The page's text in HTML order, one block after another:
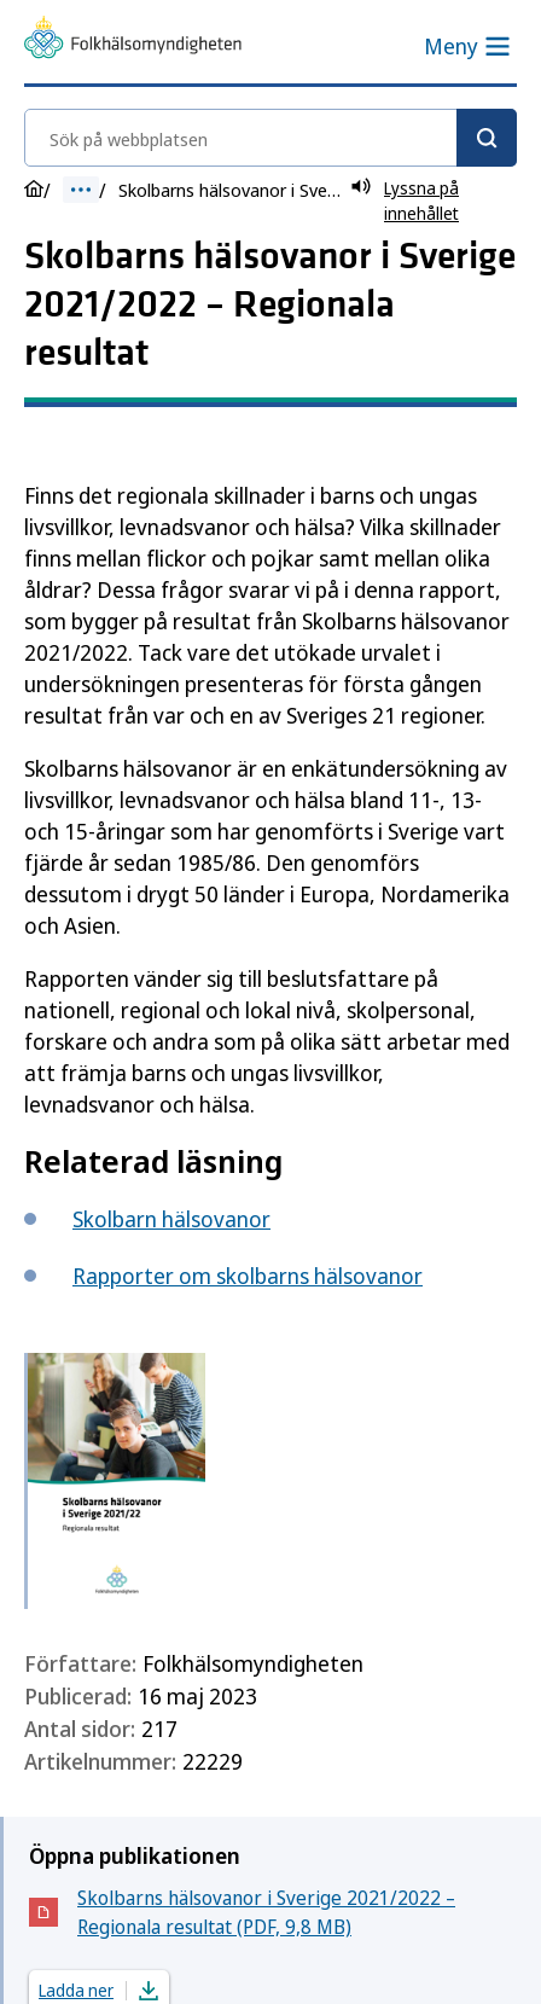
Meny
Sök på webbplatsen
Skolbarns hälsovanor i Sverige 2021/2022 – Regionala resultat
Lyssna på
innehållet
Skolbarns hälsovanor i Sverige
2021/2022 – Regionala
resultat
Finns det regionala skillnader i barns och ungas
livsvillkor, levnadsvanor och hälsa? Vilka skillnader
finns mellan flickor och pojkar samt mellan olika
åldrar? Dessa frågor svarar vi på i denna rapport,
som bygger på resultat från Skolbarns hälsovanor
2021/2022. Tack vare det utökade urvalet i
undersökningen presenteras för första gången
resultat från var och en av Sveriges 21 regioner.
Skolbarns hälsovanor är en enkätundersökning av
livsvillkor, levnadsvanor och hälsa bland 11-, 13-
och 15-åringar som har genomförts i Sverige vart
fjärde år sedan 1985/86. Den genomförs
dessutom i drygt 50 länder i Europa, Nordamerika
och Asien.
Rapporten vänder sig till beslutsfattare på
nationell, regional och lokal nivå, skolpersonal,
forskare och andra som på olika sätt arbetar med
att främja barns och ungas livsvillkor,
levnadsvanor och hälsa.
Relaterad läsning
Skolbarn hälsovanor
Rapporter om skolbarns hälsovanor
Författare: Folkhälsomyndigheten
Publicerad: 16 maj 2023
Antal sidor: 217
Artikelnummer: 22229
Öppna publikationen
Skolbarns hälsovanor i Sverige 2021/2022 –
Regionala resultat (PDF, 9,8 MB)
(Öppnas i nytt fönster)
Ladda ner